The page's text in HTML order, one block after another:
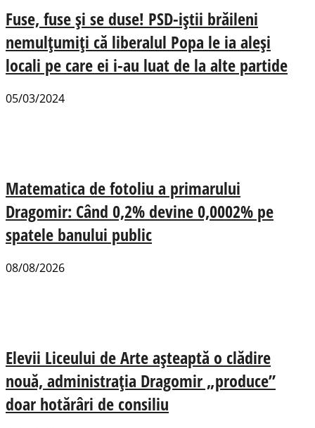
Fuse, fuse și se duse! PSD-iștii brăileni
nemulțumiți că liberalul Popa le ia aleși
locali pe care ei i-au luat de la alte partide
05/03/2024
Matematica de fotoliu a primarului
Dragomir: Când 0,2% devine 0,0002% pe
spatele banului public
08/08/2026
Elevii Liceului de Arte așteaptă o clădire
nouă, administrația Dragomir „produce”
doar hotărâri de consiliu